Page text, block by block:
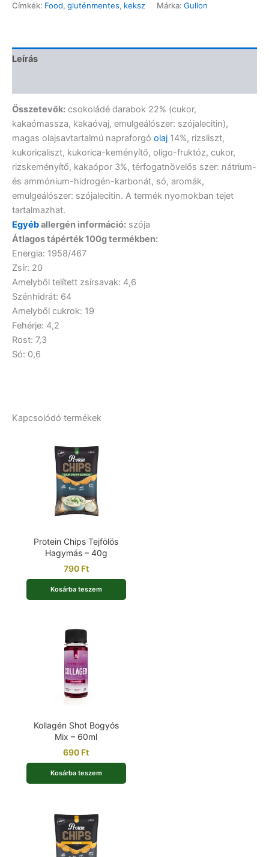
Címkék: Food, gluténmentes, keksz Márka: Gullon
Leírás
Összetevők: csokoládé darabok 22% (cukor,
kakaómassza, kakaóvaj, emulgeálószer: szójalecitin),
magas olajsavtartalmú napraforgó olaj 14%, rizsliszt,
kukoricaliszt, kukorica-keményítő, oligo-fruktóz, cukor,
rizskeményítő, kakaópor 3%, térfogatnövelős szer: nátrium-
és ammónium-hidrogén-karbonát, só, aromák,
emulgeálószer: szójalecitin. A termék nyomokban tejet
tartalmazhat.
Egyéballergén információ: szója
Átlagos tápérték 100g termékben:
Energia: 1958/467
Zsír: 20
Amelyből telített zsírsavak: 4,6
Szénhidrát: 64
Amelyből cukrok: 19
Fehérje: 4,2
Rost: 7,3
Só: 0,6
Kapcsolódó termékek
Protein Chips Tejfölös
Hagymás – 40g
790 Ft
Kosárba teszem
Kollagén Shot Bogyós
Mix – 60ml
690 Ft
Kosárba teszem